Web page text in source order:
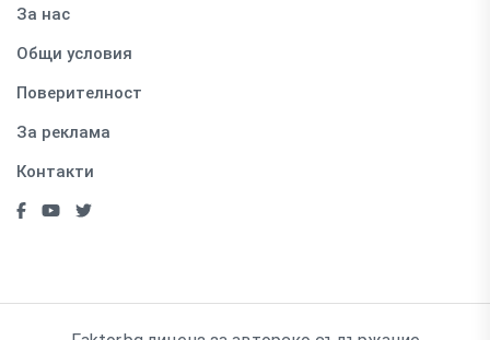
За нас
Общи условия
Поверителност
За реклама
Контакти